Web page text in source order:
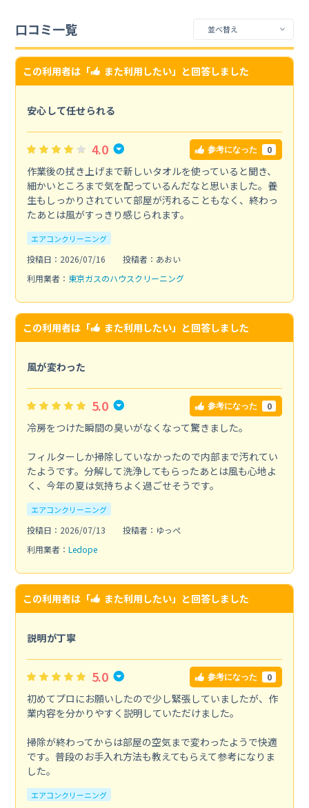
口コミ一覧
この利用者は「 また利用したい」と回答しました
安心して任せられる
4.0 参考になった 0
作業後の拭き上げまで新しいタオルを使っていると聞き、
細かいところまで気を配っているんだなと思いました。養
生もしっかりされていて部屋が汚れることもなく、終わっ
たあとは風がすっきり感じられます。
エアコンクリーニング
投稿日：2026/07/16
投稿者：あおい
利用業者： 東京ガスのハウスクリーニング
この利用者は「 また利用したい」と回答しました
風が変わった
5.0 参考になった 0
冷房をつけた瞬間の臭いがなくなって驚きました。
フィルターしか掃除していなかったので内部まで汚れてい
たようです。分解して洗浄してもらったあとは風も心地よ
く、今年の夏は気持ちよく過ごせそうです。
エアコンクリーニング
投稿日：2026/07/13
投稿者：ゆっぺ
利用業者： Ledope
この利用者は「 また利用したい」と回答しました
説明が丁寧
5.0 参考になった 0
初めてプロにお願いしたので少し緊張していましたが、作
業内容を分かりやすく説明していただけました。
掃除が終わってからは部屋の空気まで変わったようで快適
です。普段のお手入れ方法も教えてもらえて参考になりま
した。
エアコンクリーニング